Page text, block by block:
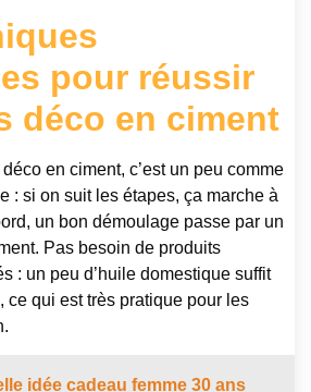
pour réussir
déco en ciment
en ciment, c’est un peu comme
: si on suit les étapes, ça marche à
un bon démoulage passe par un
Pas besoin de produits
: un peu d’huile domestique suffit
ce qui est très pratique pour les
idée cadeau femme 30 ans